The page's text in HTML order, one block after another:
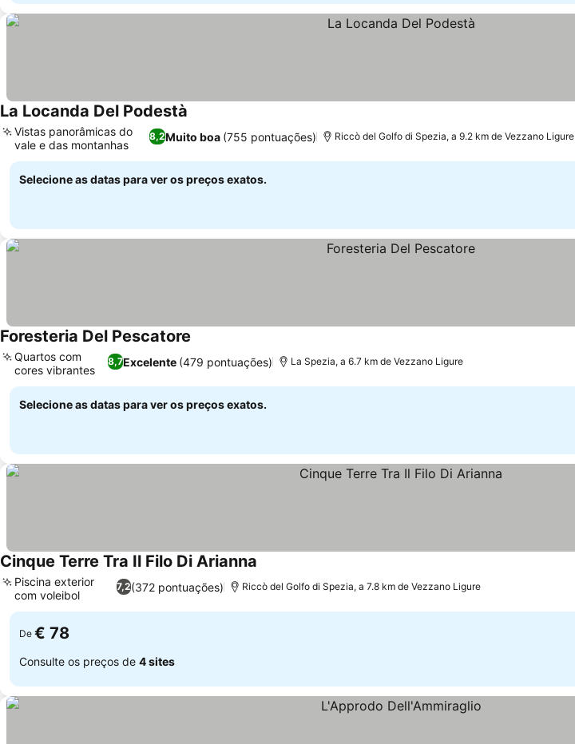
La Locanda Del Podestà
8,2Muito boa (755 pontuações)
Vistas panorâmicas do
vale e das montanhas
Riccò del Golfo di Spezia, a 9.2 km de Vezzano Ligure
Selecione as datas para ver os preços exatos.
Foresteria Del Pescatore
8,7Excelente (479 pontuações)
Quartos com
cores vibrantes
La Spezia, a 6.7 km de Vezzano Ligure
Selecione as datas para ver os preços exatos.
Cinque Terre Tra Il Filo Di Arianna
7,2(372 pontuações)
Piscina exterior
com voleibol
Riccò del Golfo di Spezia, a 7.8 km de Vezzano Ligure
De € 78
Consulte os preços de 4 sites